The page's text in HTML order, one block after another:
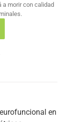
a morir con calidad
en